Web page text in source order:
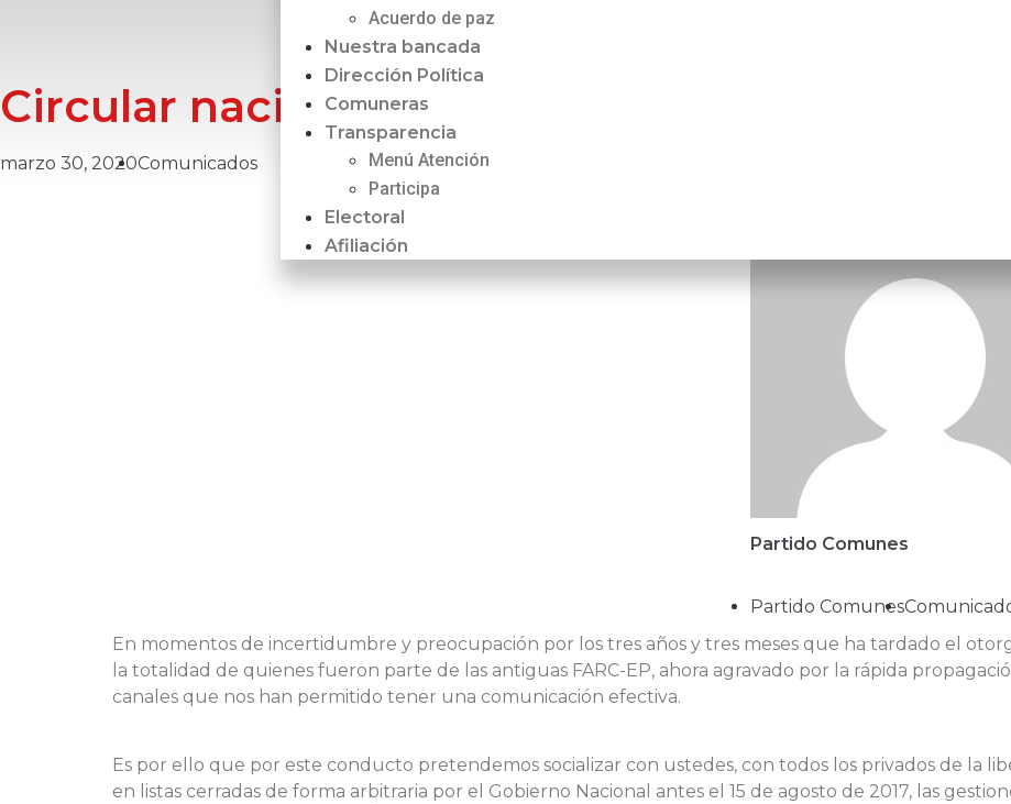
Acuerdo de paz
Nuestra bancada
Dirección Política
Comuneras
Transparencia
Menú Atención
Participa
Electoral
Afiliación
Circular nacional a nuestros prisioneros
marzo 30, 2020Comunicados
Partido Comunes
Partido Comunes
En momentos de incertidumbre y preocupación por los tres años y tres meses que ha tardado el
la totalidad de quienes fueron parte de las antiguas FARC-EP, ahora agravado por la rápida
canales que nos han permitido tener una comunicación efectiva.
Es por ello que por este conducto pretendemos socializar con ustedes, con todos los privados de la
en listas cerradas de forma arbitraria por el Gobierno Nacional antes el 15 de agosto de 2017, las